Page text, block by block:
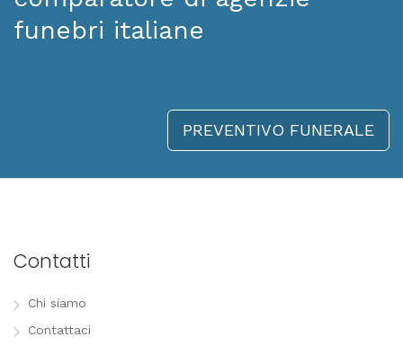
funebri italiane
PREVENTIVO FUNERALE
Contatti
Chi siamo
Contattaci